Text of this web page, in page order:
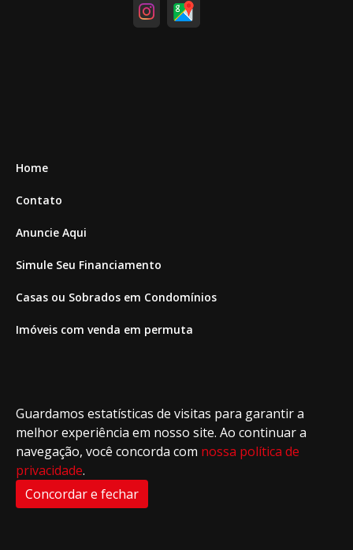
Guardamos estatísticas de visitas para garantir a
melhor experiência em nosso site. Ao continuar a
navegação, você concorda com nossa política de
privacidade.
Concordar e fechar
Home
Contato
Anuncie Aqui
Simule Seu Financiamento
Casas ou Sobrados em Condomínios
Imóveis com venda em permuta
Casa com piscina
Apartamento com piscina
Condomínio fechado